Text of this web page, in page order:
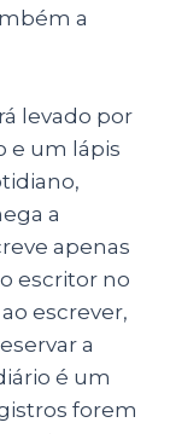
a
levado por
e um lápis
a
apenas
escritor no
escrever,
a
é um
forem